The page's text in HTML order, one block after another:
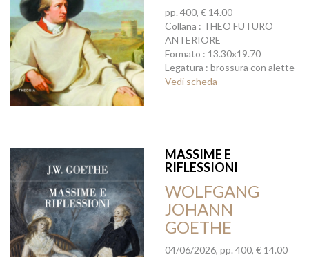
pp. 400, € 14.00
Collana : THEO FUTURO
ANTERIORE
Formato : 13.30x19.70
Legatura : brossura con alette
Vedi scheda
MASSIME E
RIFLESSIONI
WOLFGANG
JOHANN
GOETHE
04/06/2026, pp. 400, € 14.00